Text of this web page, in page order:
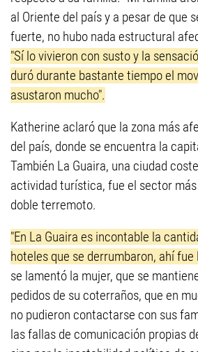
al Oriente del país y a pesar de que
fuerte, no hubo nada estructural
"Sí lo vivieron con susto y la
duró durante bastante tiempo el
asustaron mucho".
Katherine aclaró que la zona más
del país, donde se encuentra la
También La Guaira, una ciudad
actividad turística, fue el sector
doble terremoto.
"En La Guaira es incontable la
hoteles que se derrumbaron, ahí
se lamentó la mujer, que se
pedidos de su coterraños, que en
no pudieron contactarse con sus
las fallas de comunicación propias